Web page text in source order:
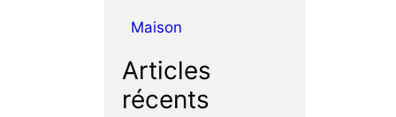
Maison
Articles
récents